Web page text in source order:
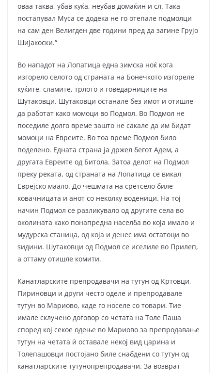
оваа таква, убав куќа, неубав домаќин и сл. Така
постапувал Муса се додека не го отепале подмолци
на сам ден Велигден две години пред да загине Грујо
Шијакоски.“
Во нападот на Лопатица една зимска ноќ кога
изгорело селото од страната на Бонечкото изгореле
куќите, сламите, трлото и говедарниците на
Шутаковци. Шутаковци останале без имот и отишле
да работат како момоци во Подмол. Во Подмол не
поседиле долго време зашто не сакале да им бидат
момоци на Евреите. Во тоа време Подмол било
поделено. Едната страна ја држел бегот Адем, а
другата Евреите од Битола. Затоа делот на Подмол
преку реката, од страната на Лопатица се викал
Еврејско маало. До чешмата на сретсело биле
ковачницата и анот со неколку воденици. На тој
начин Подмол се разликувало од другите села во
околината како понапредна населба во која имало и
мудурска станица, од која и денес има остатоци во
ѕидини. Шутаковци од Подмол се иселиле во Прилеп,
а оттаму отишле комити.
Канатларските препродавачи на тутун од Кртовци,
Пириновци и други често оделе и препродавале
тутун во Мариово, каде го носеле со товари. Тие
имале склучено договор со четата на Толе Паша
според кој секое одење во Мариово за препродавање
тутун на четата ѝ оставале некој вид царина и
Толепашовци постојано биле снабдени со тутун од
канатларските тутунопрепродавачи. За возврат